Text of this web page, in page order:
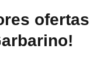
ofertas